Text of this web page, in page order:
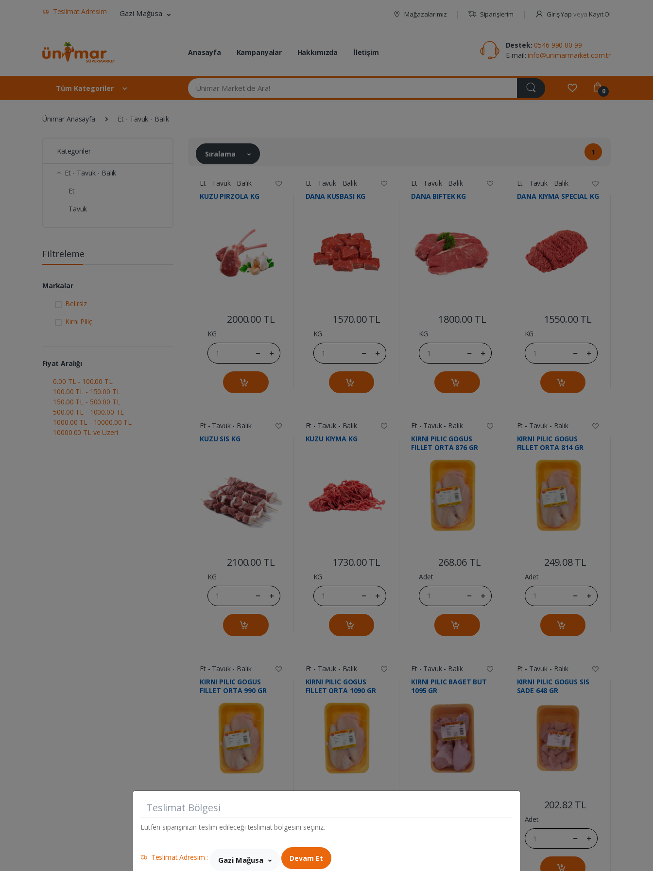
Teslimat Adresim : Gazi Mağusa Mağazalarımız Siparişlerim Giriş Yap veya Kayıt Ol
Anasayfa Kampanyalar Hakkımızda İletişim
Destek: 0546 990 00 99
E-mail: info@unimarmarket.com.tr
Tüm Kategoriler
Ünimar Market'de Ara...
0
Ünimar Anasayfa Et - Tavuk - Balık
Kategoriler
Et - Tavuk - Balık
Et
Tavuk
Filtreleme
Markalar
Belirsiz
Kırnı Piliç
Fiyat Aralığı
0.00 TL - 100.00 TL
100.00 TL - 150.00 TL
150.00 TL - 500.00 TL
500.00 TL - 1000.00 TL
1000.00 TL - 10000.00 TL
10000.00 TL ve Üzeri
Sıralama 1
Et - Tavuk - Balık
KUZU PIRZOLA KG
2000.00 TL
KG
Et - Tavuk - Balık
DANA KUSBASI KG
1570.00 TL
KG
Et - Tavuk - Balık
DANA BIFTEK KG
1800.00 TL
KG
Et - Tavuk - Balık
DANA KIYMA SPECIAL KG
1550.00 TL
KG
Et - Tavuk - Balık
KUZU SIS KG
2100.00 TL
KG
Et - Tavuk - Balık
KUZU KIYMA KG
1730.00 TL
KG
Et - Tavuk - Balık
KIRNI PILIC GOGUS
FILLET ORTA 876 GR
268.06 TL
Adet
Et - Tavuk - Balık
KIRNI PILIC GOGUS
FILLET ORTA 814 GR
249.08 TL
Adet
Et - Tavuk - Balık
KIRNI PILIC GOGUS
FILLET ORTA 990 GR
....
Et - Tavuk - Balık
KIRNI PILIC GOGUS
FILLET ORTA 1090 GR
....
Et - Tavuk - Balık
KIRNI PILIC BAGET BUT
1095 GR
....
Et - Tavuk - Balık
KIRNI PILIC GOGUS SIS
SADE 648 GR
202.82 TL
Adet
Teslimat Bölgesi
Lütfen siparişinizin teslim edileceği teslimat bölgesini seçiniz.
Teslimat Adresim : Gazi Mağusa Devam Et